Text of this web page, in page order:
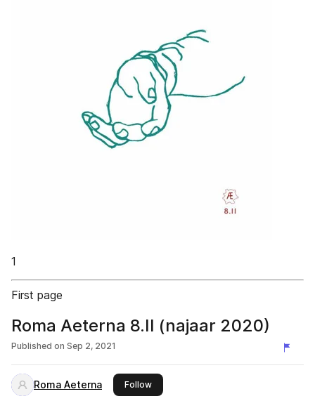
1
First page
Roma Aeterna 8.II (najaar 2020)
Published on Sep 2, 2021
Roma Aeterna Followthis publisher